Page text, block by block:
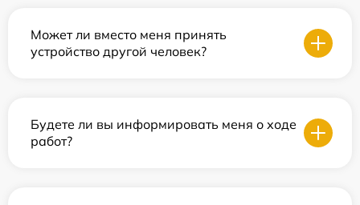
Может ли вместо меня принять
устройство другой человек?
Будете ли вы информировать меня о ходе
работ?